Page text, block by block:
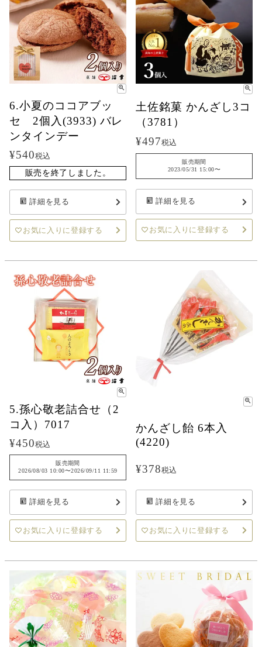
6.小夏のココアブッ
セ 2個入(3933) バレ
ンタインデー
¥540税込
販売を終了しました。
詳細を見る
お気に入りに登録する
土佐銘菓 かんざし3コ
（3781）
¥497税込
販売期間
2023/05/31 15:00〜
詳細を見る
お気に入りに登録する
5.孫心敬老詰合せ（2
コ入）7017
¥450税込
販売期間
2026/08/03 10:00〜2026/09/11 11:59
詳細を見る
お気に入りに登録する
かんざし飴 6本入
(4220)
¥378税込
詳細を見る
お気に入りに登録する